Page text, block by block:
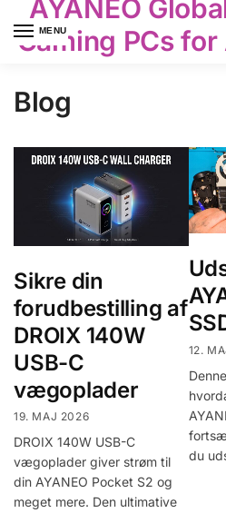
MENU
AYANEO
Gaming PCs
Blog
Sikre din
forudbestilling af
DROIX 140W
USB-C
vægoplader
19. MAJ 2026
DROIX 140W USB-C
vægoplader giver strøm til
din AYANEO Pocket S2 og
meget mere. Den ultimative
12.
du